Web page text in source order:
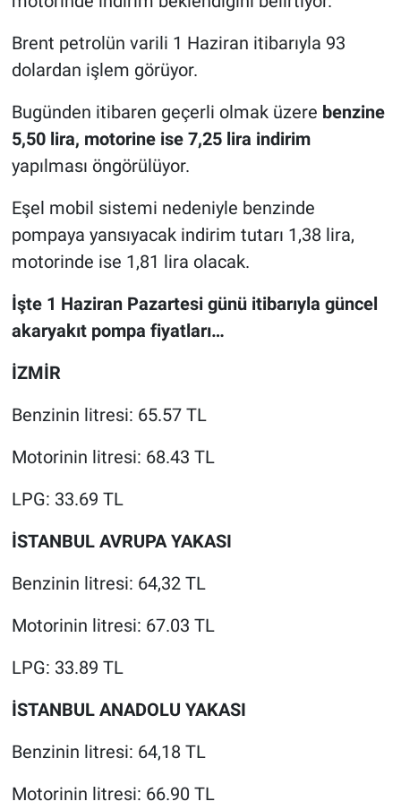
Brent petrolün varili 1 Haziran itibarıyla 93
dolardan işlem görüyor.
Bugünden itibaren geçerli olmak üzere benzine
5,50 lira, motorine ise 7,25 lira indirim
yapılması öngörülüyor.
Eşel mobil sistemi nedeniyle benzinde
pompaya yansıyacak indirim tutarı 1,38 lira,
motorinde ise 1,81 lira olacak.
İşte 1 Haziran Pazartesi günü itibarıyla güncel
akaryakıt pompa fiyatları…
İZMİR
Benzinin litresi: 65.57 TL
Motorinin litresi: 68.43 TL
LPG: 33.69 TL
İSTANBUL AVRUPA YAKASI
Benzinin litresi: 64,32 TL
Motorinin litresi: 67.03 TL
LPG: 33.89 TL
İSTANBUL ANADOLU YAKASI
Benzinin litresi: 64,18 TL
Motorinin litresi: 66.90 TL